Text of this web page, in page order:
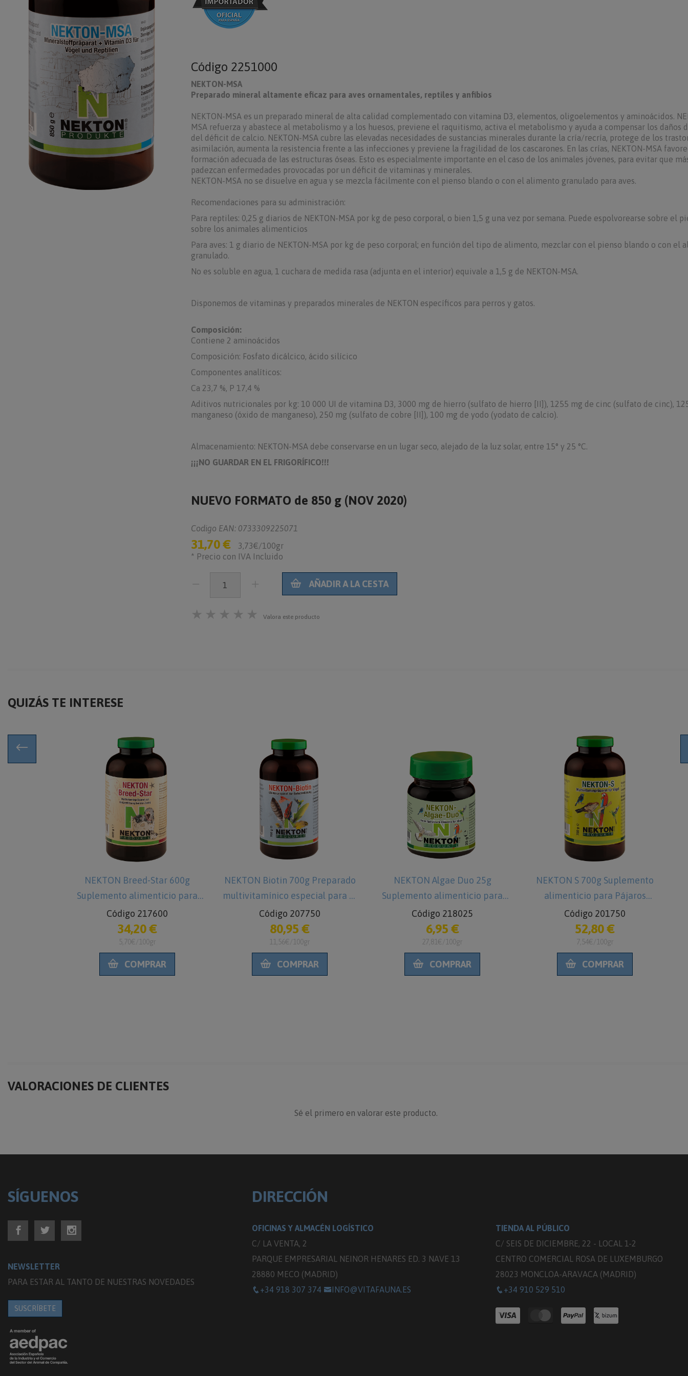
Código 2251000
NEKTON-MSA
Preparado mineral altamente eficaz para aves ornamentales, reptiles y anfibios
NEKTON-MSA es un preparado mineral de alta calidad complementado con vitamina D3, elementos, oligoelementos y aminoácidos.
MSA refuerza y abastece al metabolismo y a los huesos, previene el raquitismo, activa el metabolismo y ayuda a compensar los daños
del déficit de calcio. NEKTON-MSA cubre las elevadas necesidades de sustancias minerales durante la cría/recría, protege de los
asimilación, aumenta la resistencia frente a las infecciones y previene la fragilidad de los cascarones. En las crías, NEKTON-MSA
formación adecuada de las estructuras óseas. Esto es especialmente importante en el caso de los animales jóvenes, para evitar que
padezcan enfermedades provocadas por un déficit de vitaminas y minerales.
NEKTON-MSA no se disuelve en agua y se mezcla fácilmente con el pienso blando o con el alimento granulado para aves.
Recomendaciones para su administración:
Para reptiles: 0,25 g diarios de NEKTON-MSA por kg de peso corporal, o bien 1,5 g una vez por semana. Puede espolvorearse sobre el
sobre los animales alimenticios
Para aves: 1 g diario de NEKTON-MSA por kg de peso corporal; en función del tipo de alimento, mezclar con el pienso blando o con el
granulado.
No es soluble en agua, 1 cuchara de medida rasa (adjunta en el interior) equivale a 1,5 g de NEKTON-MSA.
Disponemos de vitaminas y preparados minerales de NEKTON específicos para perros y gatos.
Composición:
Contiene 2 aminoácidos
Composición: Fosfato dicálcico, ácido silícico
Componentes analíticos:
Ca 23,7 %, P 17,4 %
Aditivos nutricionales por kg: 10 000 UI de vitamina D3, 3000 mg de hierro (sulfato de hierro [II]), 1255 mg de cinc (sulfato de cinc),
manganeso (óxido de manganeso), 250 mg (sulfato de cobre [II]), 100 mg de yodo (yodato de calcio).
Almacenamiento: NEKTON-MSA debe conservarse en un lugar seco, alejado de la luz solar, entre 15° y 25 °C.
¡¡¡NO GUARDAR EN EL FRIGORÍFICO!!!
NUEVO FORMATO de 850 g (NOV 2020)
Codigo EAN: 0733309225071
31,70 €
3,73€/100gr
* Precio con IVA Incluido
AÑADIR A LA CESTA
★ ★ ★ ★ ★ Valora este producto
QUIZÁS TE INTERESE
alimenticio para
NEKTON Biotin 700g Preparado
multivitamínico especial para el
desarrollo del plumaje en aves
Código 207750
80,95 €
11,56€/100gr
COMPRAR
NEKTON Algae Duo 25g
Suplemento alimenticio para
pájaros
Código 218025
27,81€/100gr
COMPRAR
NEKTON S 700g Suplemento
alimenticio para Pájaros
Código 201750
7,54€/100gr
COMPRAR
NEKTON MSA 80g
mineral para aves y
Código 225075
8,94€/100gr
COMPRAR
VALORACIONES DE CLIENTES
Sé el primero en valorar este producto.
SÍGUENOS
NEWSLETTER
PARA ESTAR AL TANTO DE NUESTRAS NOVEDADES
SUSCRÍBETE
DIRECCIÓN
OFICINAS Y ALMACÉN LOGÍSTICO
C/ LA VENTA, 2
PARQUE EMPRESARIAL NEINOR HENARES ED. 3 NAVE 13
28880 MECO (MADRID)
+34 918 307 374
INFO@VITAFAUNA.ES
TIENDA AL PÚBLICO
C/ SEIS DE DICIEMBRE, 22 - LOCAL 1-2
CENTRO COMERCIAL ROSA DE LUXEMBURGO
28023 MONCLOA-ARAVACA (MADRID)
+34 910 529 510